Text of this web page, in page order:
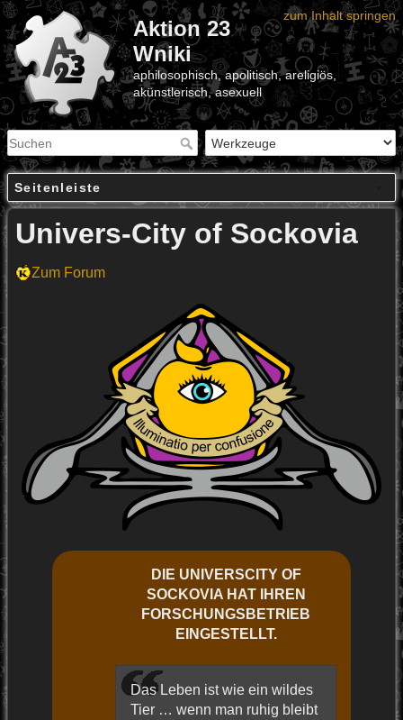
zum Inhalt springen
Aktion 23
Wniki
aphilosophisch, apolitisch, areligiös,
akünstlerisch, asexuell
Seitenleiste
Univers-City of Sockovia
Zum Forum
DIE UNIVERSCITY OF
SOCKOVIA HAT IHREN
FORSCHUNGSBETRIEB
EINGESTELLT.
Das Leben ist wie ein wildes
Tier … wenn man ruhig bleibt